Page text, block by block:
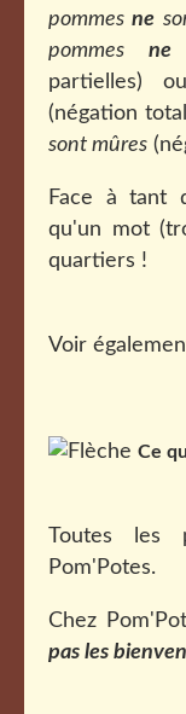
pommesne
pommes ne
partielles) ou
(négation
sont mûres
Face à tant
qu'un mot
quartiers !
Voir
Ce
Toutes les
Pom'Potes.
Chez
pas les